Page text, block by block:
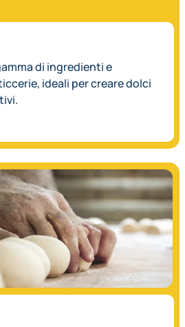
01.
di ingredienti e
ideali per creare dolci